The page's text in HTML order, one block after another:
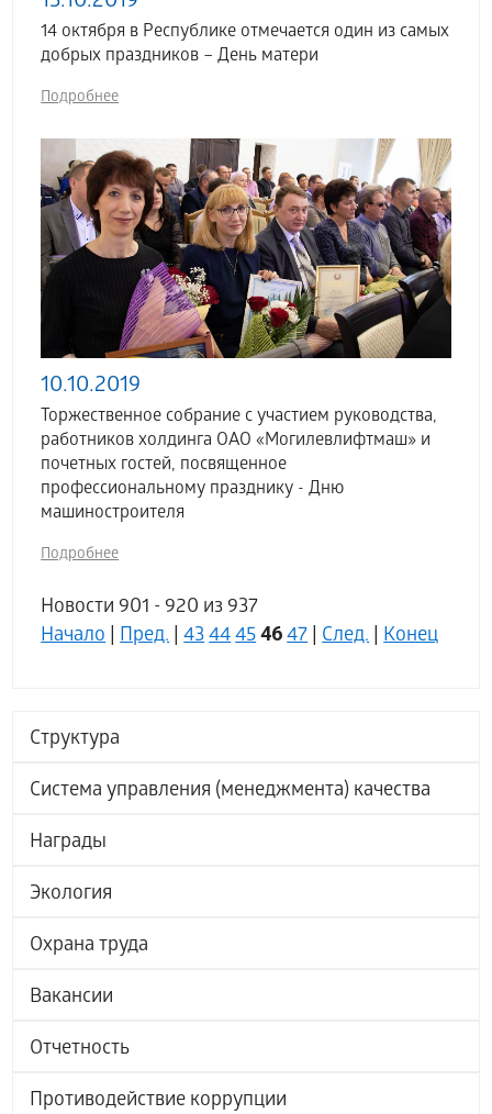
Структура
Система управления (менеджмента) качества
Награды
Экология
Охрана труда
Вакансии
Отчетность
Противодействие коррупции
14 октября в Республике отмечается один из самых
добрых праздников – День матери
Подробнее
10.10.2019
Торжественное собрание с участием руководства,
работников холдинга ОАО «Могилевлифтмаш» и
почетных гостей, посвященное
профессиональному празднику - Дню
машиностроителя
Подробнее
Новости 901 - 920 из 937
Начало|Пред.|43444546 47|След.|Конец